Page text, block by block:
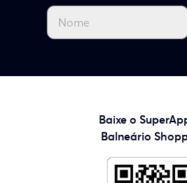
Baixe o
Balneário